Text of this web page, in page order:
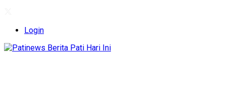
Login